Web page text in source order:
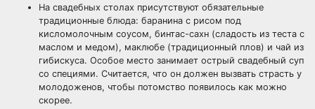
На свадебных столах присутствуют обязательные
традиционные блюда: баранина с рисом под
кисломолочным соусом, бинтас-сахн (сладость из теста с
маслом и медом), маклюбе (традиционный плов) и чай из
гибискуса. Особое место занимает острый свадебный суп
со специями. Считается, что он должен вызвать страсть у
молодоженов, чтобы потомство появилось как можно
скорее.